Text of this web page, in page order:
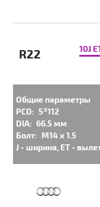
R22 10J
Общие параметры
PCD: 5ᕁ112
DIA: 66.5 мм
Болт: M14 x 1.5
J - ширина, ET -